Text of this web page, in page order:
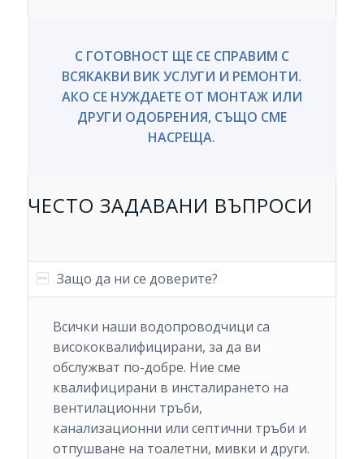
С ГОТОВНОСТ ЩЕ СЕ СПРАВИМ С
ВСЯКАКВИ ВИК УСЛУГИ И РЕМОНТИ.
АКО СЕ НУЖДАЕТЕ ОТ МОНТАЖ ИЛИ
ДРУГИ ОДОБРЕНИЯ, СЪЩО СМЕ
НАСРЕЩА.
ЧЕСТО ЗАДАВАНИ ВЪПРОСИ
Защо да ни се доверите?
Всички наши водопроводчици са
висококвалифицирани, за да ви
обслужват по-добре. Ние сме
квалифицирани в инсталирането на
вентилационни тръби,
канализационни или септични тръби и
отпушване на тоалетни, мивки и други.